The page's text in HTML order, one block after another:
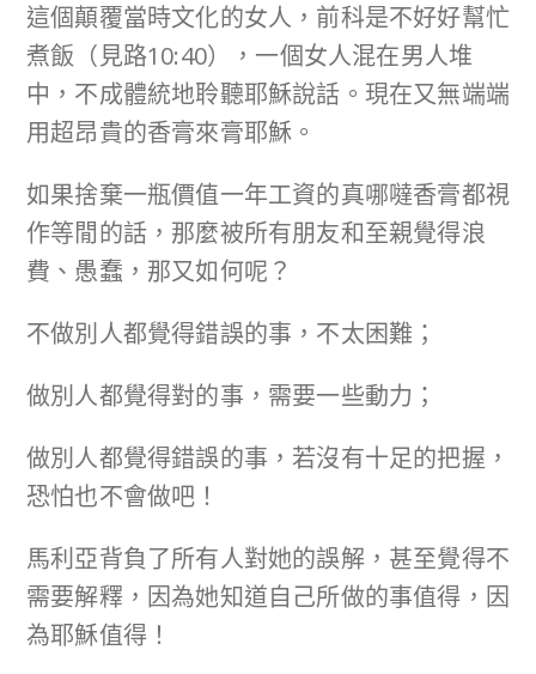
這個顛覆當時文化的女人，前科是不好好幫忙
煮飯（見路10:40），一個女人混在男人堆
中，不成體統地聆聽耶穌說話。現在又無端端
用超昂貴的香膏來膏耶穌。
如果捨棄一瓶價值一年工資的真哪噠香膏都視
作等閒的話，那麼被所有朋友和至親覺得浪
費、愚蠢，那又如何呢？
不做別人都覺得錯誤的事，不太困難；
做別人都覺得對的事，需要一些動力；
做別人都覺得錯誤的事，若沒有十足的把握，
恐怕也不會做吧！
馬利亞背負了所有人對她的誤解，甚至覺得不
需要解釋，因為她知道自己所做的事值得，因
為耶穌值得！